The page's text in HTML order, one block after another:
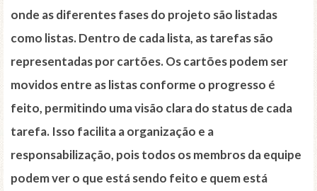
onde as diferentes fases do projeto são listadas
como listas. Dentro de cada lista, as tarefas são
representadas por cartões. Os cartões podem ser
movidos entre as listas conforme o progresso é
feito, permitindo uma visão clara do status de cada
tarefa. Isso facilita a organização e a
responsabilização, pois todos os membros da equipe
podem ver o que está sendo feito e quem está